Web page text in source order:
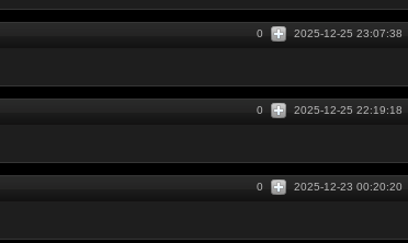
2025-12-25 23:07:38
0
2025-12-25 22:19:18
0
2025-12-23 00:20:20
0